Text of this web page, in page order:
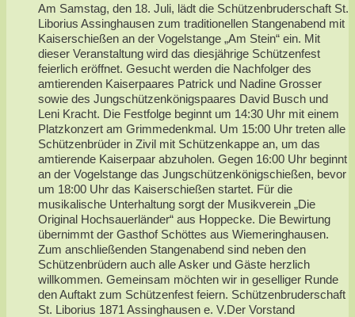
Am Samstag, den 18. Juli, lädt die Schützenbruderschaft St.
Liborius Assinghausen zum traditionellen Stangenabend mit
Kaiserschießen an der Vogelstange „Am Stein“ ein. Mit
dieser Veranstaltung wird das diesjährige Schützenfest
feierlich eröffnet. Gesucht werden die Nachfolger des
amtierenden Kaiserpaares Patrick und Nadine Grosser
sowie des Jungschützenkönigspaares David Busch und
Leni Kracht. Die Festfolge beginnt um 14:30 Uhr mit einem
Platzkonzert am Grimmedenkmal. Um 15:00 Uhr treten alle
Schützenbrüder in Zivil mit Schützenkappe an, um das
amtierende Kaiserpaar abzuholen. Gegen 16:00 Uhr beginnt
an der Vogelstange das Jungschützenkönigschießen, bevor
um 18:00 Uhr das Kaiserschießen startet. Für die
musikalische Unterhaltung sorgt der Musikverein „Die
Original Hochsauerländer“ aus Hoppecke. Die Bewirtung
übernimmt der Gasthof Schöttes aus Wiemeringhausen.
Zum anschließenden Stangenabend sind neben den
Schützenbrüdern auch alle Asker und Gäste herzlich
willkommen. Gemeinsam möchten wir in geselliger Runde
den Auftakt zum Schützenfest feiern. Schützenbruderschaft
St. Liborius 1871 Assinghausen e. V.Der Vorstand